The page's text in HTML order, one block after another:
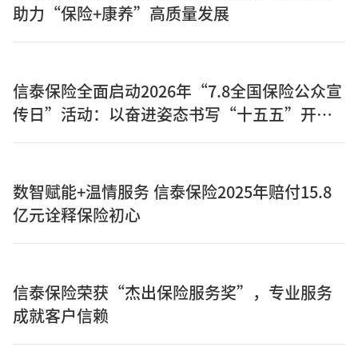
助力“保险+康养”高质量发展
信泰保险全面启动2026年“7.8全国保险公众宣
传日”活动：以奋进姿态书写“十五五”开局
数智赋能+温情服务 信泰保险2025年赔付15.8
亿元诠释保险初心
信泰保险荣获“杰出保险服务奖”，专业服务
成就客户信赖